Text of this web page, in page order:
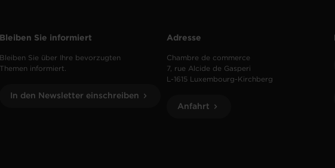
Bleiben Sie informiert
Bleiben Sie über Ihre bevorzugten
Themen informiert.
In den Newsletter einschreiben
Adresse
Chambre de commerce
7, rue Alcide de Gasperi
L-1615 Luxembourg-Kirchberg
Anfahrt